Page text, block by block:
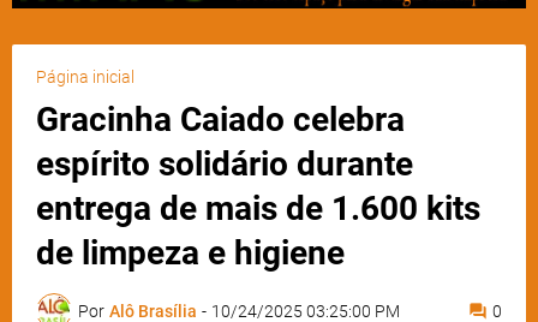
Página inicial
Gracinha Caiado celebra
espírito solidário durante
entrega de mais de 1.600 kits
de limpeza e higiene
Por Alô Brasília - 10/24/2025 03:25:00 PM 0